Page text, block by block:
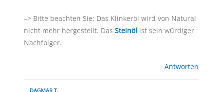
–> Bitte beachten Sie: Das Klinkeröl wird von Natural
nicht mehr hergestellt. DasSteinöl ist sein würdiger
Nachfolger.
Antworten
DAGMAR T.